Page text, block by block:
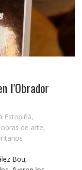
l’Obrador
Estopiñá,
obras de arte,
Bou,